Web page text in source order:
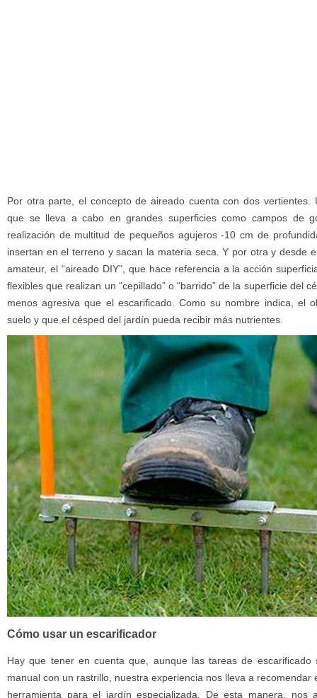
Por otra parte, el concepto de aireado cuenta con dos vertientes.
que se lleva a cabo en grandes superficies como campos de
realización de multitud de pequeños agujeros -10 cm de
insertan en el terreno y sacan la materia seca. Y por otra y desde
amateur, el “aireado DIY”, que hace referencia a la acción
flexibles que realizan un “cepillado” o “barrido” de la superficie del
menos agresiva que el escarificado. Como su nombre indica, el
suelo y que el césped del jardín pueda recibir más nutrientes.
Cómo usar un escarificador
Hay que tener en cuenta que, aunque las tareas de
manual con un rastrillo, nuestra experiencia nos lleva a recomendar
herramienta para el jardín especializada. De esta manera, nos